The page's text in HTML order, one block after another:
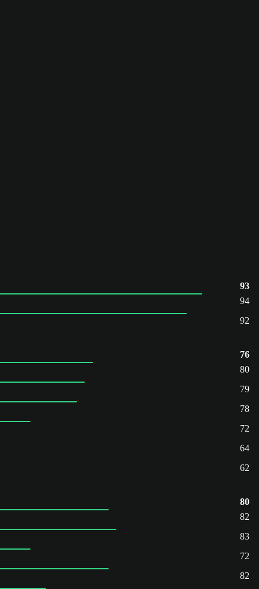
93
94
92
76
80
79
78
72
64
62
80
82
83
72
82